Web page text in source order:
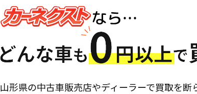
山形県の中古車販売店やディーラーで買取を断